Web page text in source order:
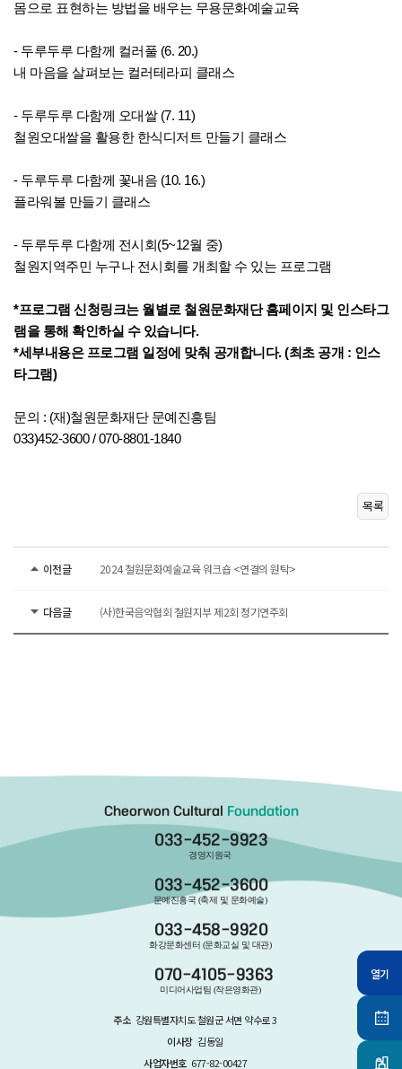
몸으로 표현하는 방법을 배우는 무용문화예술교육
- 두루두루 다함께 컬러풀 (6. 20.)
내 마음을 살펴보는 컬러테라피 클래스
- 두루두루 다함께 오대쌀 (7. 11)
철원오대쌀을 활용한 한식디저트 만들기 클래스
- 두루두루 다함께 꽃내음 (10. 16.)
플라워볼 만들기 클래스
- 두루두루 다함께 전시회(5~12월 중)
철원지역주민 누구나 전시회를 개최할 수 있는 프로그램
*프로그램 신청링크는 월별로 철원문화재단 홈페이지 및 인스타그
램을 통해 확인하실 수 있습니다.
*세부내용은 프로그램 일정에 맞춰 공개합니다. (최초 공개 : 인스
타그램)
문의 : (재)철원문화재단 문예진흥팀
033)452-3600 / 070-8801-1840
목록
이전글 2024 철원문화예술교육 워크숍 <연결의 원탁>
다음글 (사)한국음악협회 철원지부 제2회 정기연주회
열기
Cheorwon Cultural Foundation
주소 강원특별자치도 철원군 서면 약수로 3
이사장 김동일
사업자번호 677-82-00427
033-452-9923
경영지원국
033-452-3600
문예진흥국 (축제 및 문화예술)
033-458-9920
화강문화센터 (문화교실 및 대관)
070-4105-9363
미디어사업팀 (작은영화관)